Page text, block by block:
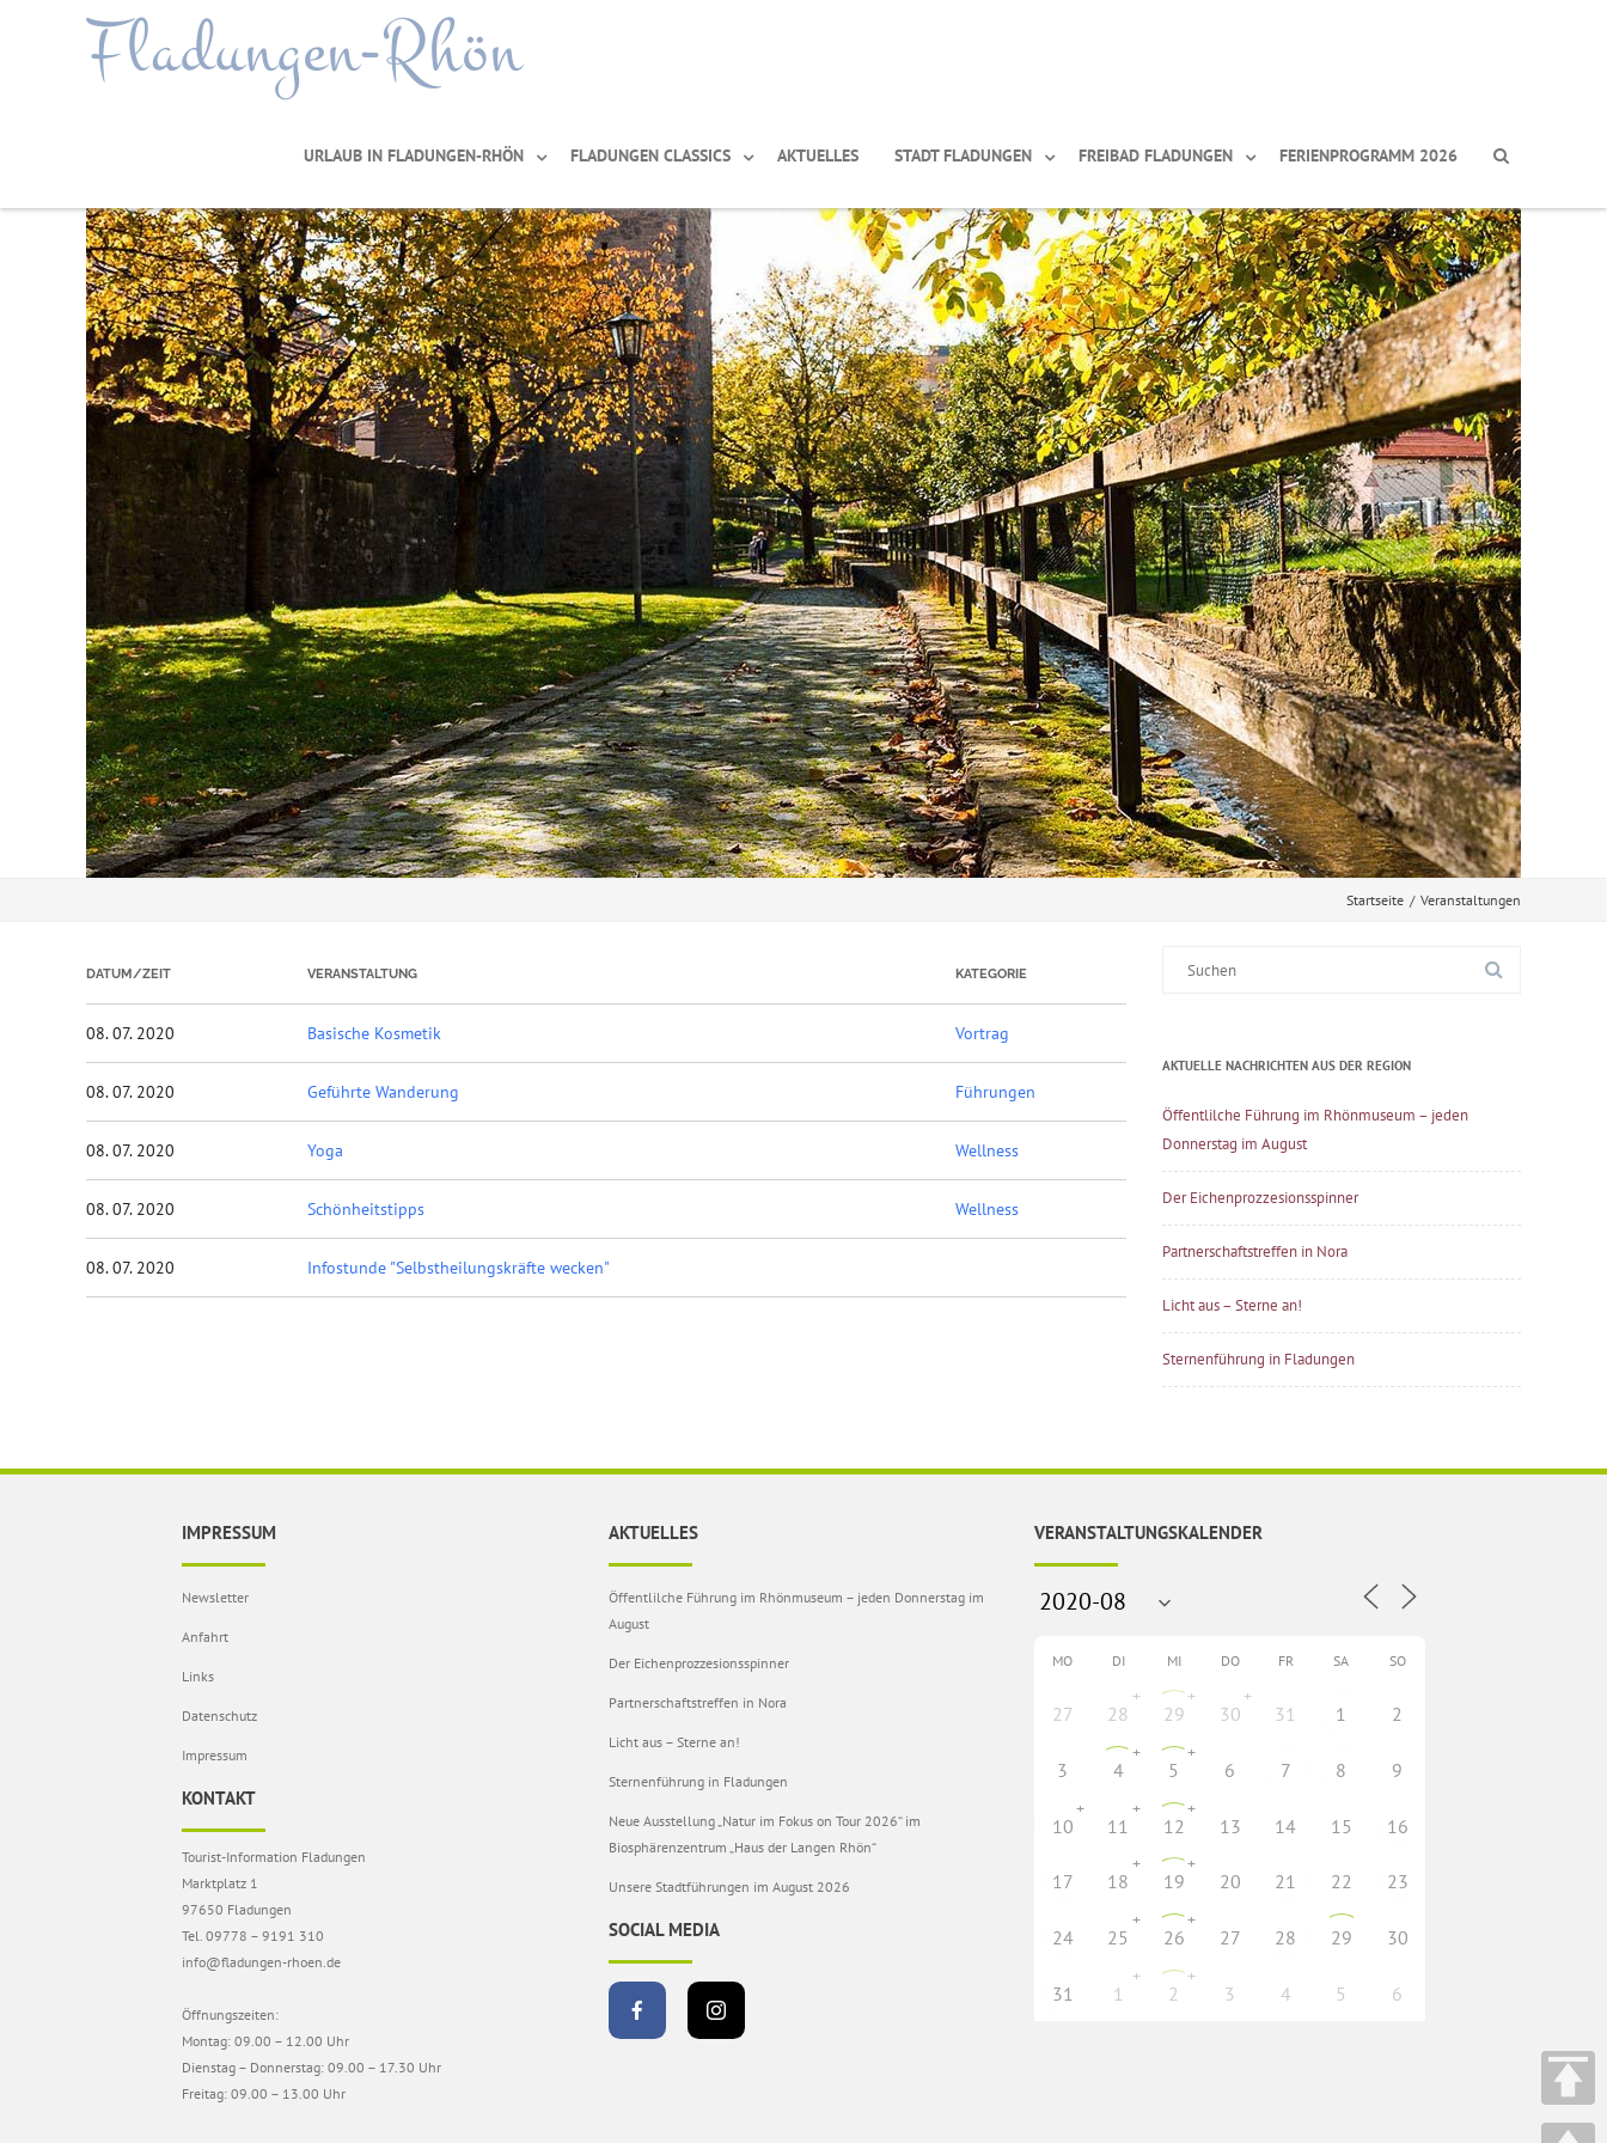
Fladungen-Rhön
URLAUB IN FLADUNGEN-RHÖN FLADUNGEN CLASSICS AKTUELLES STADT FLADUNGEN FREIBAD FLADUNGEN FERIENPROGRAMM 2026
Startseite / Veranstaltungen
DATUM/ZEIT VERANSTALTUNG KATEGORIE
08. 07. 2020 Basische Kosmetik Vortrag
08. 07. 2020 Geführte Wanderung Führungen
08. 07. 2020 Yoga Wellness
08. 07. 2020 Schönheitstipps Wellness
08. 07. 2020 Infostunde "Selbstheilungskräfte wecken"
AKTUELLE NACHRICHTEN AUS DER REGION
Öffentlilche Führung im Rhönmuseum – jeden
Donnerstag im August
Der Eichenprozzesionsspinner
Partnerschaftstreffen in Nora
Licht aus – Sterne an!
Sternenführung in Fladungen
IMPRESSUM
Newsletter
Anfahrt
Links
Datenschutz
Impressum
KONTAKT
Tourist-Information Fladungen
Marktplatz 1
97650 Fladungen
Tel. 09778 – 9191 310
info@fladungen-rhoen.de
Öffnungszeiten:
Montag: 09.00 – 12.00 Uhr
Dienstag – Donnerstag: 09.00 – 17.30 Uhr
Freitag: 09.00 – 13.00 Uhr
AKTUELLES
Öffentlilche Führung im Rhönmuseum – jeden Donnerstag im
August
Der Eichenprozzesionsspinner
Partnerschaftstreffen in Nora
Licht aus – Sterne an!
Sternenführung in Fladungen
Neue Ausstellung „Natur im Fokus on Tour 2026“ im
Biosphärenzentrum „Haus der Langen Rhön“
Unsere Stadtführungen im August 2026
SOCIAL MEDIA
VERANSTALTUNGSKALENDER
MO DI MI DO FR SA SO
27 28
+
29
+
30
+
31 1 2
3 4
+
5
+
6 7 8 9
10
+
11
+
12
+
13 14 15 16
17 18
+
19
+
20 21 22 23
24 25
+
26
+
27 28 29 30
31 1
+
2
+
3 4 5 6